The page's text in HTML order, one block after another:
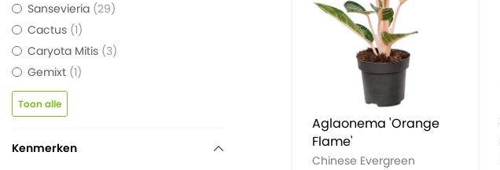
Aglaonema 'Orange
Flame'
Chinese Evergreen
Sansevieria 29
Cactus 1
Caryota Mitis 3
Gemixt 1
Toon alle
Kenmerken